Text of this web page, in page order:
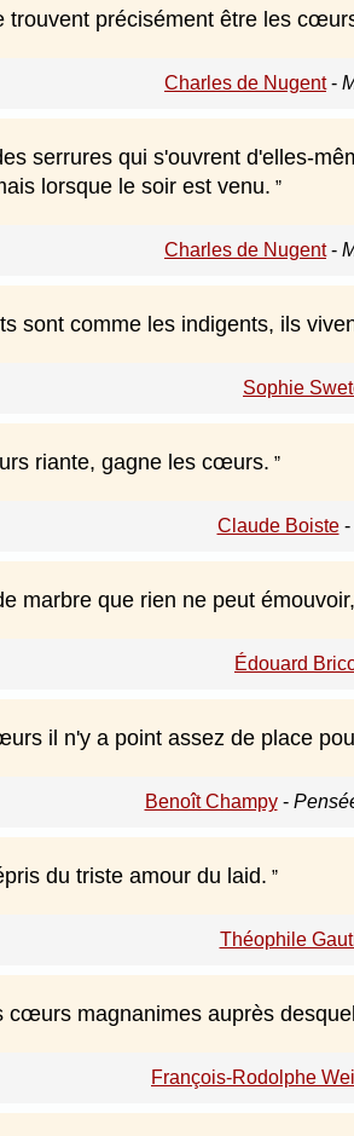
précisément être les
Charles de Nugent-
serrures qui s'ouvrent d'elles-
lorsque le soir est venu.
Charles de Nugent-
sont comme les indigents, ils
Sophie
riante, gagne les cœurs.
Claude Boiste-
marbre que rien ne peut
Édouard
il n'y a point assez de place
Benoît Champy-
du triste amour du laid.
Théophile
cœurs magnanimes auprès
François-Rodolphe